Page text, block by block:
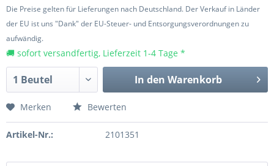
Die Preise gelten für Lieferungen nach Deutschland. Der Verkauf in Länder
der EU ist uns "Dank" der EU-Steuer- und Entsorgungsverordnungen zu
aufwändig.
🚚 sofort versandfertig, Lieferzeit 1-4 Tage *
In den Warenkorb
Merken Bewerten
Artikel-Nr.: 2101351